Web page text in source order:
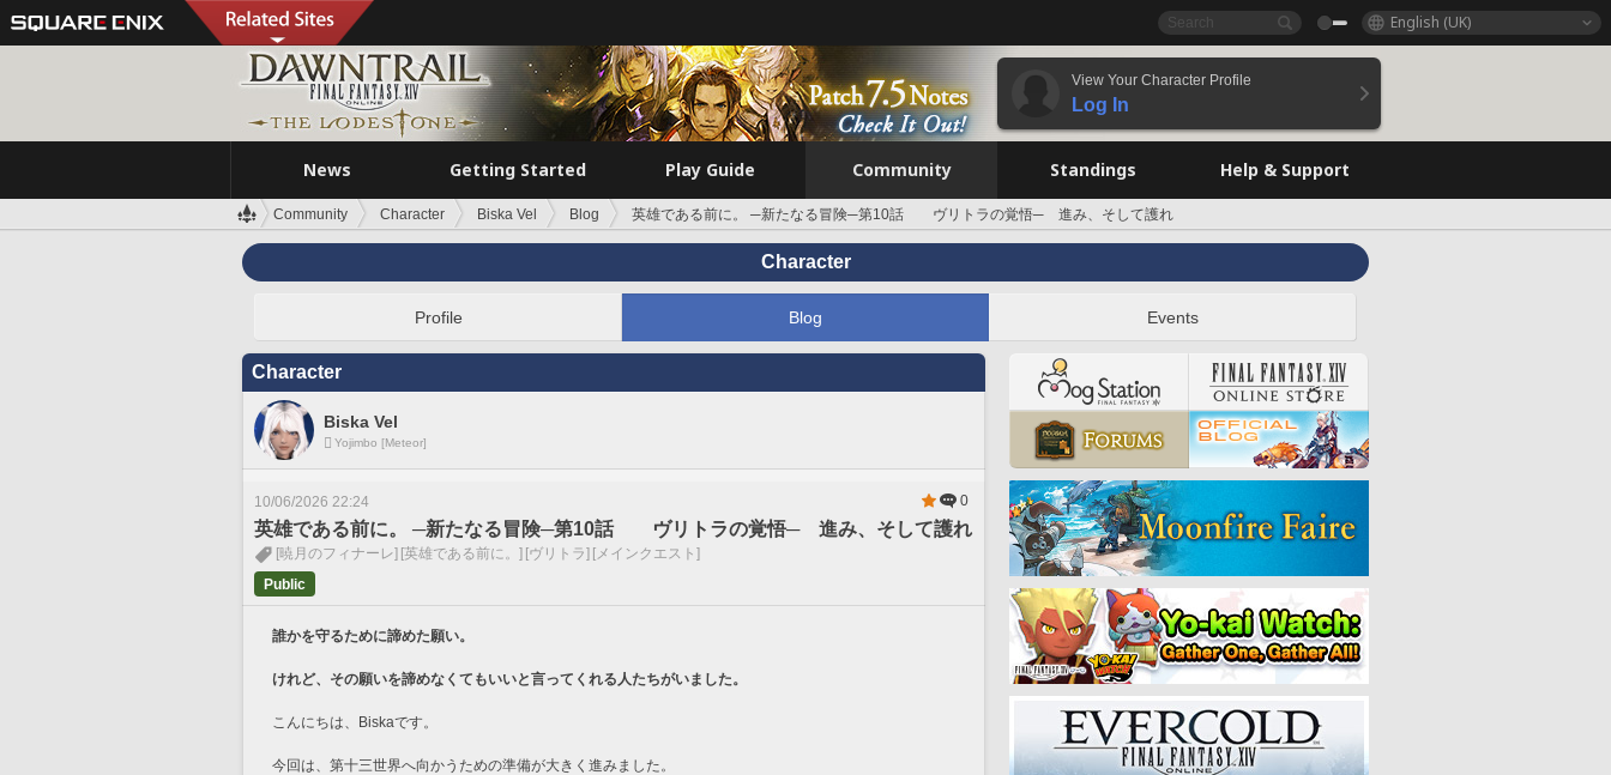
English (UK)
View Your Character Profile
Log In
News Getting Started Play Guide Community Standings Help & Support
Community Character Biska Vel Blog 英雄である前に。 ─新たなる冒険─第10話 ヴリトラの覚悟─ 進み、そして護れ
Character
Profile Blog Events
Character
Biska Vel
Yojimbo [Meteor]
10/06/2026 22:24 0
英雄である前に。 ─新たなる冒険─第10話 ヴリトラの覚悟─ 進み、そして護れ
[暁月のフィナーレ] [英雄である前に。] [ヴリトラ] [メインクエスト]
Public
誰かを守るために諦めた願い。
けれど、その願いを諦めなくてもいいと言ってくれる人たちがいました。
こんにちは、Biskaです。
今回は、第十三世界へ向かうための準備が大きく進みました。